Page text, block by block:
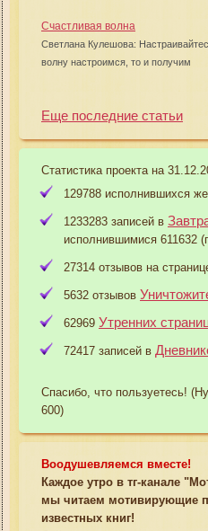
Счастливая волна
Светлана Кулешова:
волну настроимся, то и получим
Еще последние статьи
Статистика проекта на
129788 исполнившихся
1233283 записей в
исполнившимися 611632
27314 отзывов на
5632 отзывов
62969 Утренних
72417 записей в
Спасибо, что пользуетесь!
600)
Воодушевляемся вместе!
Каждое утро в тг-канале
мы читаем мотивирующие
известных книг!